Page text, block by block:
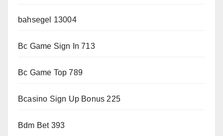
bahsegel 13004
Bc Game Sign In 713
Bc Game Top 789
Bcasino Sign Up Bonus 225
Bdm Bet 393